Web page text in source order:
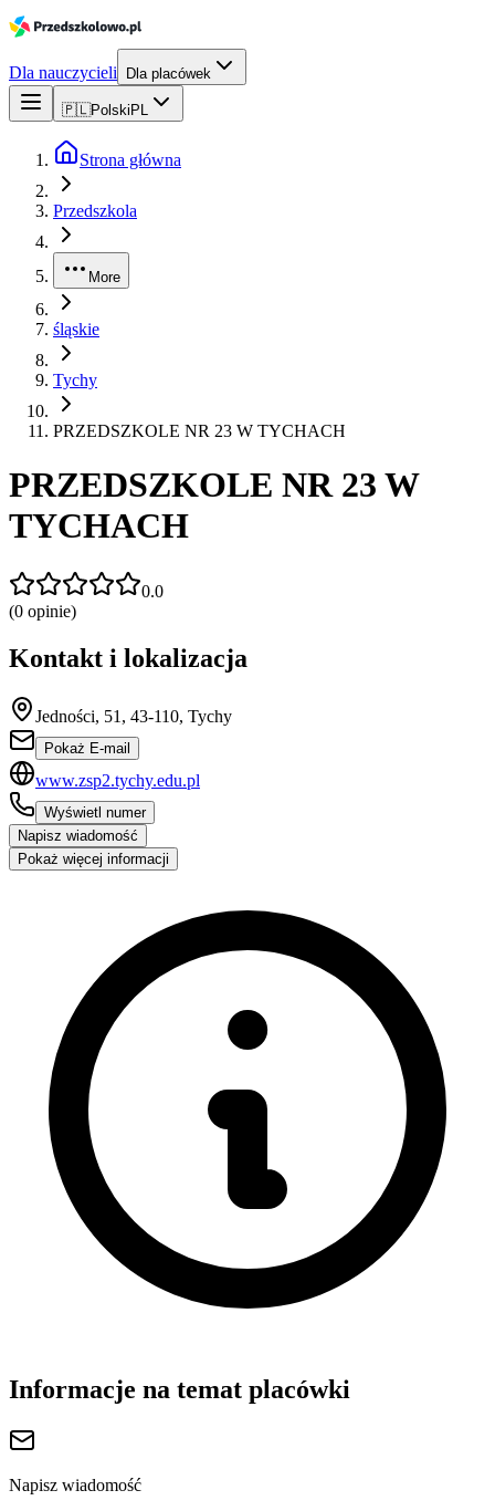
Dla nauczycieli Dla placówek
🇵🇱Polski PL
Strona główna
Przedszkola
More
śląskie
Tychy
PRZEDSZKOLE NR 23 W TYCHACH
PRZEDSZKOLE NR 23 W
TYCHACH
0.0
(0 opinie)
Kontakt i lokalizacja
Jedności, 51, 43-110, Tychy
Pokaż E-mail
www.zsp2.tychy.edu.pl
Wyświetl numer
Napisz wiadomość
Pokaż więcej informacji
Informacje na temat placówki
Napisz wiadomość